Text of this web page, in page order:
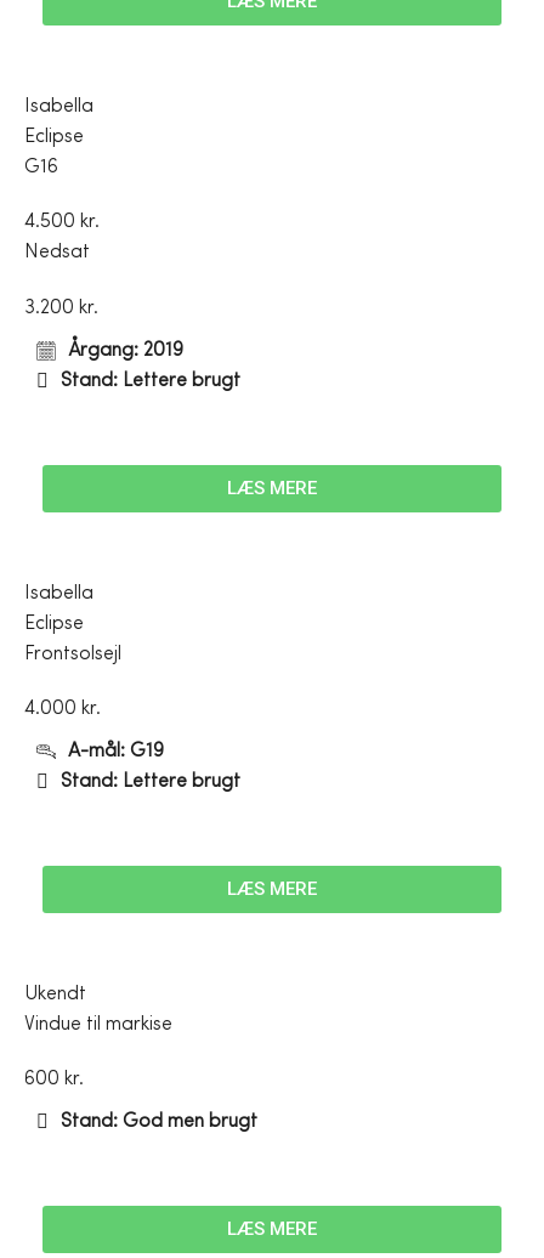
Isabella
Eclipse
G16
4.500 kr.
Nedsat
3.200 kr.
Årgang: 2019
Stand: Lettere brugt
LÆS MERE
Isabella
Eclipse
Frontsolsejl
4.000 kr.
A-mål: G19
Stand: Lettere brugt
LÆS MERE
Ukendt
Vindue til markise
600 kr.
Stand: God men brugt
LÆS MERE